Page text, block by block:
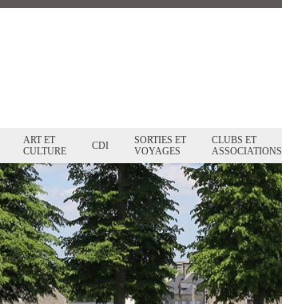
ART ET
CULTURE
CDI
SORTIES ET
VOYAGES
CLUBS ET
ASSOCIATIONS